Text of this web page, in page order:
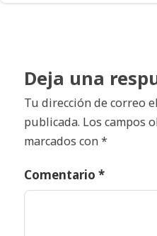
Deja una
Tu dirección de correo
publicada. Los campos
marcados con*
Comentario *